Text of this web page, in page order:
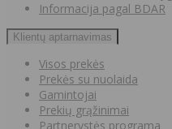
Informacija pagal BDAR
Klientų aptarnavimas
Visos prekės
Prekės su nuolaida
Gamintojai
Prekių grąžinimai
Partnerystės programa